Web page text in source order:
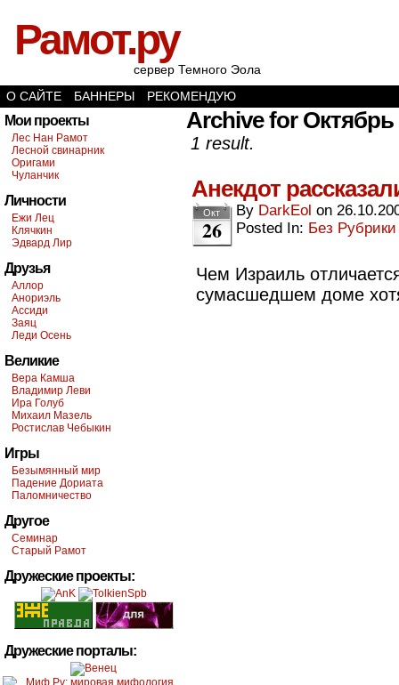
Рамот.ру
сервер Темного Эола
О САЙТЕ
БАННЕРЫ РЕКОМЕНДУЮ
Мои проекты
Лес Нан Рамот
Лесной свинарник
Оригами
Чуланчик
Личности
Ежи Лец
Клячкин
Эдвард Лир
Друзья
Аллор
Анориэль
Ассиди
Заяц
Леди Осень
Великие
Вера Камша
Владимир Леви
Ира Голуб
Михаил Мазель
Ростислав Чебыкин
Игры
Безымянный мир
Падение Дориата
Паломничество
Другое
Семинар
Старый Рамот
Дружеские проекты:
Дружеские порталы:
Archive for Октябрь
1 result.
Анекдот
Окт
26
By DarkEol on
Posted In: Без Рубрики
Чем Израиль
сумасшедшем доме